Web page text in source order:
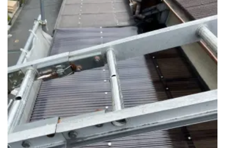
正面 ベランダ波板 工事前